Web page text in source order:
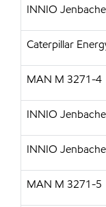
INNIO
Caterpillar
MAN M 3271-4
INNIO
INNIO
MAN M 3271-5